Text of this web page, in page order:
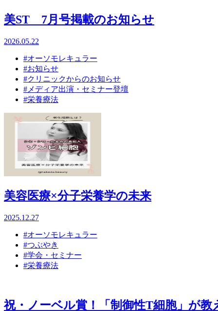
美ST 7月号掲載のお知らせ
2026.05.22
#オーソモレキュラー
#お知らせ
#クリニックからのお知らせ
#メディア出演・セミナー登壇
#栄養療法
美容医療×分子栄養学の未来
2025.12.27
#オーソモレキュラー
#つぶやき
#学会・セミナー
#栄養療法
祝・ノーベル賞！「制御性T細胞」が